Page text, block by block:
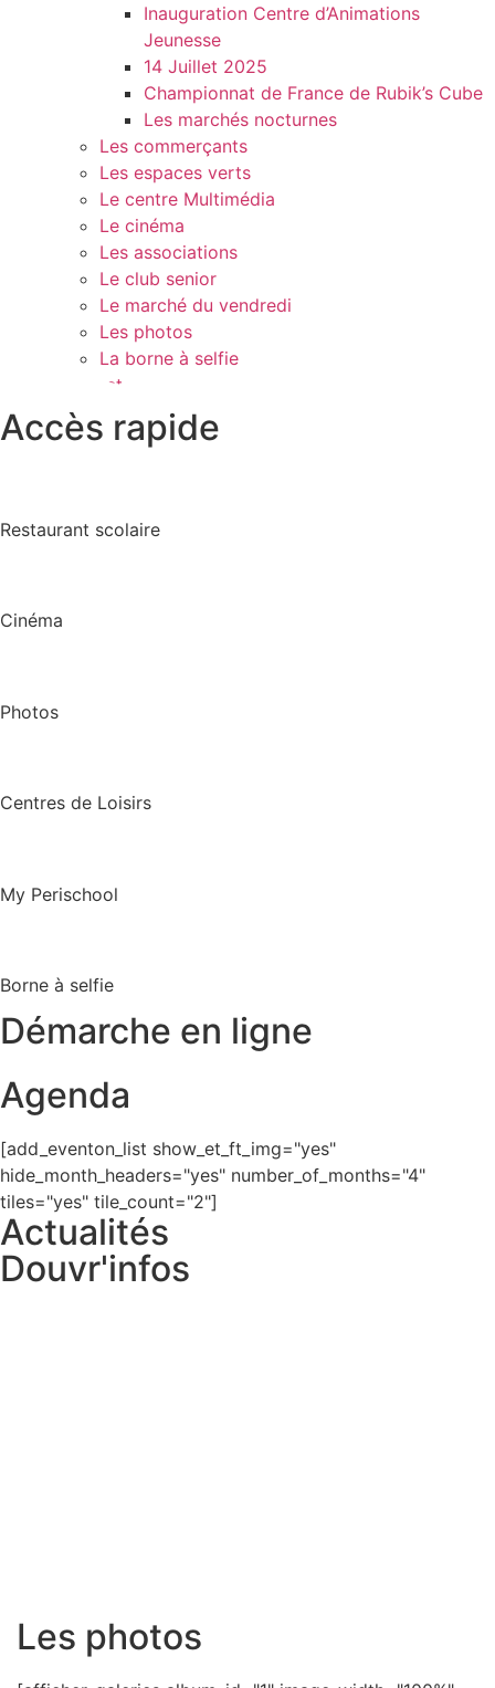
Inauguration Centre d’Animations
Jeunesse
14 Juillet 2025
Championnat de France de Rubik’s Cube
Les marchés nocturnes
Les commerçants
Les espaces verts
Le centre Multimédia
Le cinéma
Les associations
Le club senior
Le marché du vendredi
Les photos
La borne à selfie
Contact
Accès rapide
Restaurant scolaire
Cinéma
Photos
Centres de Loisirs
My Perischool
Borne à selfie
Démarche en ligne
Agenda
[add_eventon_list show_et_ft_img="yes"
hide_month_headers="yes" number_of_months="4"
tiles="yes" tile_count="2"]
Actualités
Douvr'infos
Les photos